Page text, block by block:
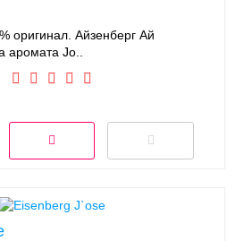
оригинал. Айзенберг Ай
Jo..